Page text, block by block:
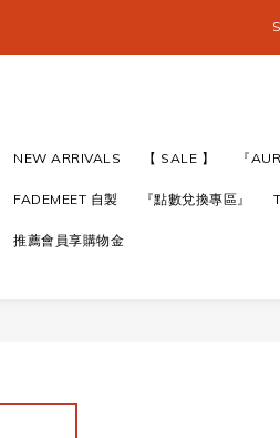
NEW ARRIVALS 【 SALE 】 『
FADEMEET 自製 『點數兌換專區』
推薦會員享購物金